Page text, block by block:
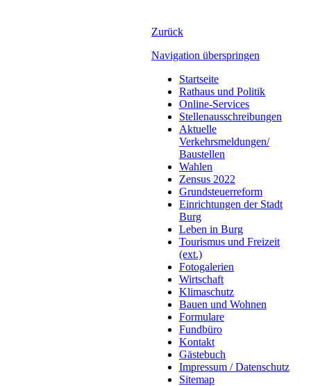
Zurück
Navigation überspringen
Startseite
Rathaus und Politik
Online-Services
Stellenausschreibungen
Aktuelle
Verkehrsmeldungen/
Baustellen
Wahlen
Zensus 2022
Grundsteuerreform
Einrichtungen der Stadt
Burg
Leben in Burg
Tourismus und Freizeit
(ext.)
Fotogalerien
Wirtschaft
Klimaschutz
Bauen und Wohnen
Formulare
Fundbüro
Kontakt
Gästebuch
Impressum / Datenschutz
Sitemap